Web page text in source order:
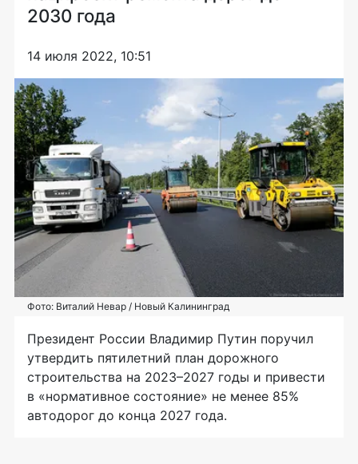
2030 года
14 июля 2022, 10:51
Фото: Виталий Невар / Новый Калининград
Президент России Владимир Путин поручил
утвердить пятилетний план дорожного
строительства на 2023–2027 годы и привести
в «нормативное состояние» не менее 85%
автодорог до конца 2027 года.